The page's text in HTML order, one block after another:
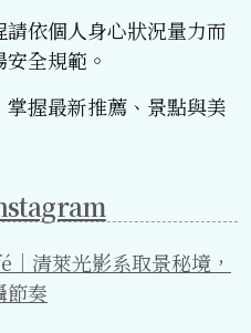
依個人身心狀況量力而
全規範。
握最新推薦、景點與美
清萊光影系取景秘境，
節奏